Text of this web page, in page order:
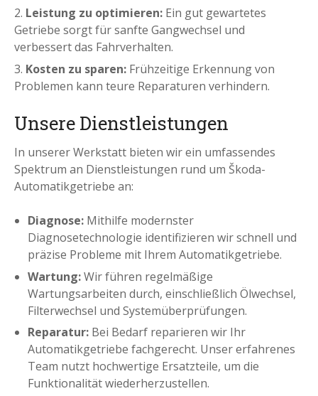
Leistung zu optimieren: Ein gut gewartetes
Getriebe sorgt für sanfte Gangwechsel und
verbessert das Fahrverhalten.
Kosten zu sparen: Frühzeitige Erkennung von
Problemen kann teure Reparaturen verhindern.
Unsere Dienstleistungen
In unserer Werkstatt bieten wir ein umfassendes
Spektrum an Dienstleistungen rund um Škoda-
Automatikgetriebe an:
Diagnose: Mithilfe modernster
Diagnosetechnologie identifizieren wir schnell und
präzise Probleme mit Ihrem Automatikgetriebe.
Wartung:Wir führen regelmäßige
Wartungsarbeiten durch, einschließlich Ölwechsel,
Filterwechsel und Systemüberprüfungen.
Reparatur: Bei Bedarf reparieren wir Ihr
Automatikgetriebe fachgerecht. Unser erfahrenes
Team nutzt hochwertige Ersatzteile, um die
Funktionalität wiederherzustellen.